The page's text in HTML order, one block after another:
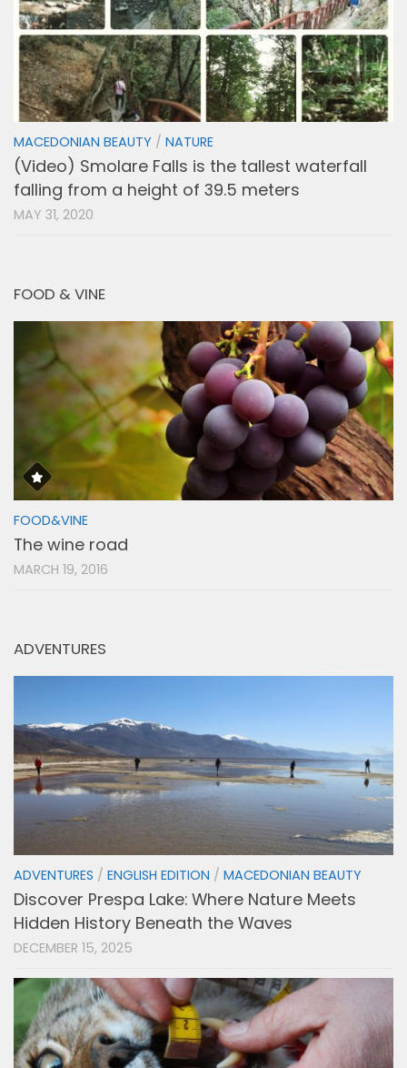
MACEDONIAN BEAUTY / NATURE
(Video) Smolare Falls is the tallest waterfall
falling from a height of 39.5 meters
MAY 31, 2020
FOOD & VINE
FOOD&VINE
The wine road
MARCH 19, 2016
ADVENTURES
ADVENTURES / ENGLISH EDITION / MACEDONIAN BEAUTY
Discover Prespa Lake: Where Nature Meets
Hidden History Beneath the Waves
DECEMBER 15, 2025